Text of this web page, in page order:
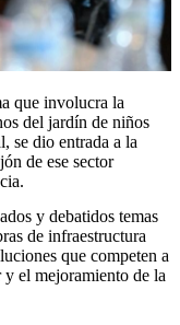
que involucra la
del jardín de niños
se dio entrada a la
de ese sector
y debatidos temas
de infraestructura
que competen a
y el mejoramiento de la